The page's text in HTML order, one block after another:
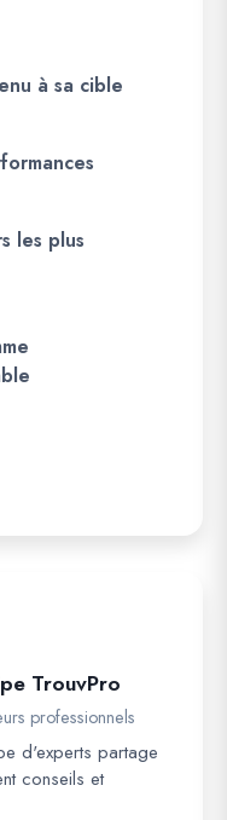
à sa cible
les plus
TrouvPro
professionnels
d'experts partage
conseils et